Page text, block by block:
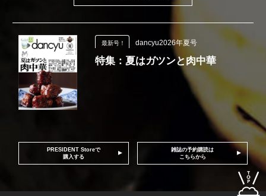
最新号！ dancyu2026年夏号
特集：夏はガツンと肉中華
PRESIDENT Storeで
購入する
雑誌の予約購読は
こちらから